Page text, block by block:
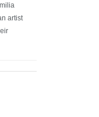
artist